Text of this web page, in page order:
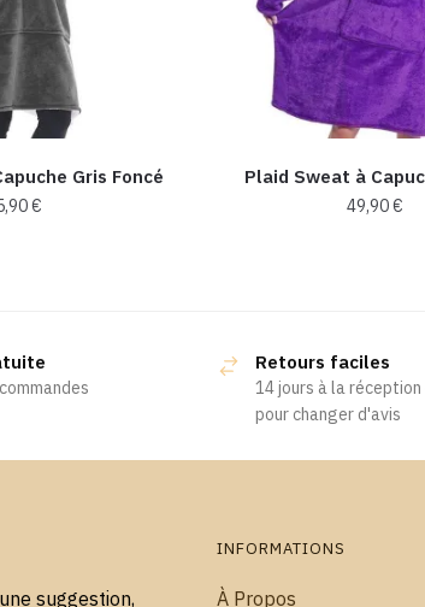
Gris Foncé
€
Plaid Sweat à
49,90€
Retours faciles
14 jours à la
pour changer d'avis
suggestion,
INFORMATIONS
À Propos